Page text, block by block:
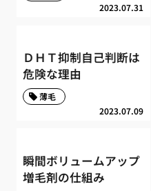
2023.07.31
ＤＨＴ抑制自己判断は
危険な理由
2023.07.09
薄毛
瞬間ボリュームアップ
増毛剤の仕組み